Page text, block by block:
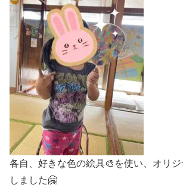
各自、好きな色の絵具🎨を使い、オリ
しました🤗